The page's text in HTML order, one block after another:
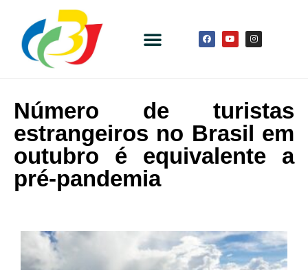
Número de turistas
estrangeiros no Brasil em
outubro é equivalente a
pré-pandemia